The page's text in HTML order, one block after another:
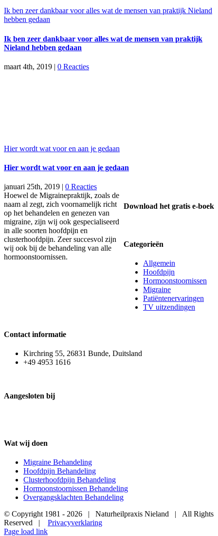
Ik ben zeer dankbaar voor alles wat de mensen van praktijk Nieland
hebben gedaan
Ik ben zeer dankbaar voor alles wat de mensen van praktijk
Nieland hebben gedaan
maart 4th, 2019 | 0 Reacties
Hier wordt wat voor en aan je gedaan
Hier wordt wat voor en aan je gedaan
januari 25th, 2019 | 0 Reacties
Download het gratis e-boek
Categorieën
Allgemein
Hoofdpijn
Hormoonstoornissen
Migraine
Patiëntenervaringen
TV uitzendingen
Hoewel de Migrainepraktijk, zoals de
naam al zegt, zich voornamelijk richt
op het behandelen en genezen van
migraine, zijn wij ook gespecialiseerd
in alle soorten hoofdpijn en
clusterhoofdpijn. Zeer succesvol zijn
wij ook bij de behandeling van alle
hormoonstoornissen.
Contact informatie
Kirchring 55, 26831 Bunde, Duitsland
+49 4953 1616
Aangesloten bij
Wat wij doen
Migraine Behandeling
Hoofdpijn Behandeling
Clusterhoofdpijn Behandeling
Hormoonstoornissen Behandeling
Overgangsklachten Behandeling
© Copyright 1981 - 2026 | Naturheilpraxis Nieland | All Rights
Reserved | Privacyverklaring
Page load link